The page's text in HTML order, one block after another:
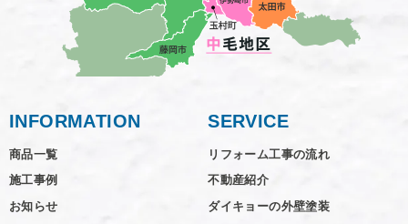
INFORMATION
商品一覧
施工事例
お知らせ
SERVICE
リフォーム工事の流れ
不動産紹介
ダイキョーの外壁塗装